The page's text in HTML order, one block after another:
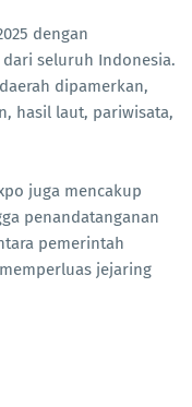
dengan
seluruh Indonesia.
dipamerkan,
hasil laut, pariwisata,
juga mencakup
penandatanganan
pemerintah
jejaring